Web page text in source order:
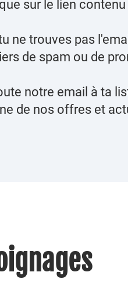
sur le lien
ne trouves pas
de spam ou de
notre email à ta
de nos offres et